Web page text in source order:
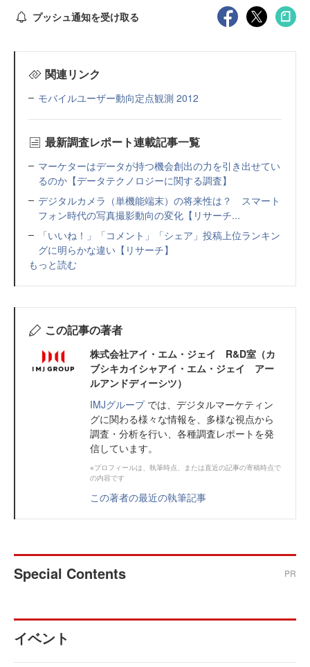
プッシュ通知を受け取る
関連リンク
モバイルユーザー動向定点観測 2012
最新調査レポート連載記事一覧
マーケターはデータが持つ機会創出の力を引き出せてい
るのか【データテクノロジーに関する調査】
デジタルカメラ（単機能端末）の将来性は？ スマート
フォン時代の写真撮影動向の変化【リサーチ...
「いいね！」「コメント」「シェア」投稿上位ランキン
グに明らかな違い【リサーチ】
もっと読む
この記事の著者
株式会社アイ・エム・ジェイ R&D室（カ
ブシキカイシャアイ・エム・ジェイ アー
ルアンドディーシツ）
IMJグループでは、デジタルマーケティン
グに関わる様々な情報を、多様な視点から
調査・分析を行い、各種調査レポートを発
信しています。
※プロフィールは、執筆時点、または直近の記事の寄稿時点で
の内容です
この著者の最近の執筆記事
Special Contents PR
イベント